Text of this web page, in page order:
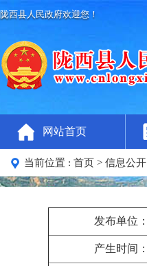
陇西县人民政府欢迎您！
网站首页
当前位置 : 首页 > 信息公开
发布单位：
产生时间：